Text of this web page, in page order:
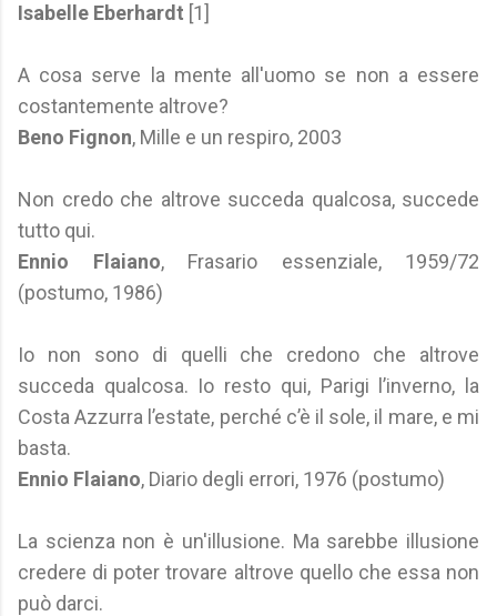
Isabelle Eberhardt [1]
A cosa serve la mente all'uomo se non a essere
costantemente altrove?
Beno Fignon, Mille e un respiro, 2003
Non credo che altrove succeda qualcosa, succede
tutto qui.
Ennio Flaiano, Frasario essenziale, 1959/72
(postumo, 1986)
Io non sono di quelli che credono che altrove
succeda qualcosa. Io resto qui, Parigi l’inverno, la
Costa Azzurra l’estate, perché c’è il sole, il mare, e mi
basta.
Ennio Flaiano, Diario degli errori, 1976 (postumo)
La scienza non è un'illusione. Ma sarebbe illusione
credere di poter trovare altrove quello che essa non
può darci.